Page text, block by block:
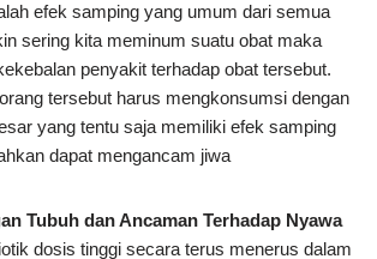
efek samping yang umum dari semua
sering kita meminum suatu obat maka
penyakit terhadap obat tersebut.
tersebut harus mengkonsumsi dengan
yang tentu saja memiliki efek samping
dapat mengancam jiwa
Tubuh dan Ancaman Terhadap Nyawa
dosis tinggi secara terus menerus dalam